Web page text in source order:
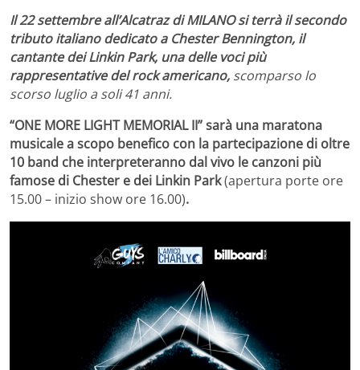
Il 22 settembre all’Alcatraz di MILANO si terrà il secondo
tributo italiano dedicato a Chester Bennington, il
cantante dei Linkin Park, una delle voci più
rappresentative del rock americano, scomparso lo
scorso luglio a soli 41 anni.
“ONE MORE LIGHT MEMORIAL II” sarà una maratona
musicale a scopo benefico con la partecipazione di oltre
10 band che interpreteranno dal vivo le canzoni più
famose di Chester e dei Linkin Park(apertura porte ore
15.00 – inizio show ore 16.00).